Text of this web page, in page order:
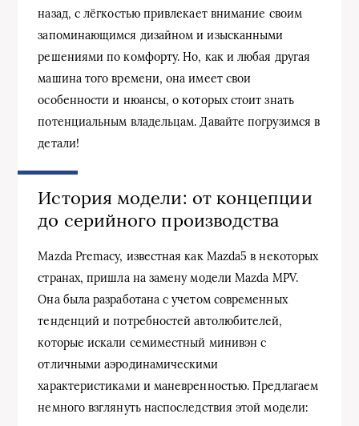
назад, с лёгкостью привлекает внимание своим
запоминающимся дизайном и изысканными
решениями по комфорту. Но, как и любая другая
машина того времени, она имеет свои
особенности и нюансы, о которых стоит знать
потенциальным владельцам. Давайте погрузимся в
детали!
История модели: от концепции
до серийного производства
Mazda Premacy, известная как Mazda5 в некоторых
странах, пришла на замену модели Mazda MPV.
Она была разработана с учетом современных
тенденций и потребностей автолюбителей,
которые искали семиместный минивэн с
отличными аэродинамическими
характеристиками и маневренностью. Предлагаем
немного взглянуть наспоследствия этой модели: